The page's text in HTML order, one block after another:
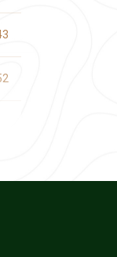
LA